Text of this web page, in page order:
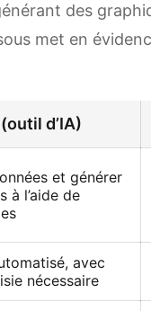
des
met en
d’IA)
et générer
à l’aide de
avec
nécessaire